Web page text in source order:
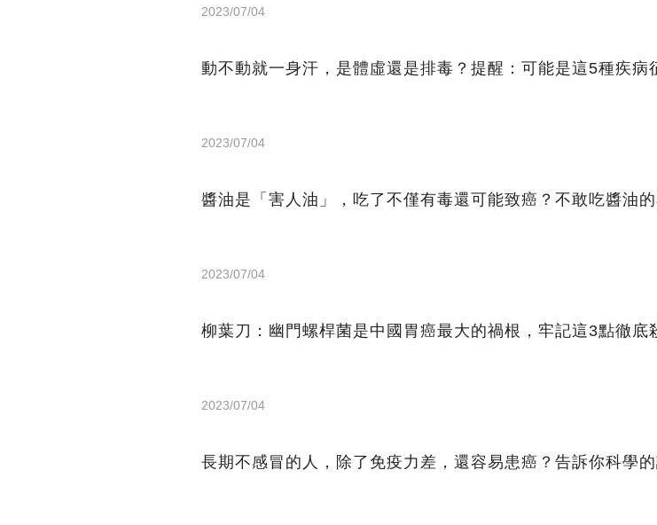
2023/07/04
動不動就一身汗，是體虛還是排毒？提醒：可能是這5種疾病
2023/07/04
醬油是「害人油」，吃了不僅有毒還可能致癌？不敢吃醬油
2023/07/04
柳葉刀：幽門螺桿菌是中國胃癌最大的禍根，牢記這3點徹底
2023/07/04
長期不感冒的人，除了免疫力差，還容易患癌？告訴你科學